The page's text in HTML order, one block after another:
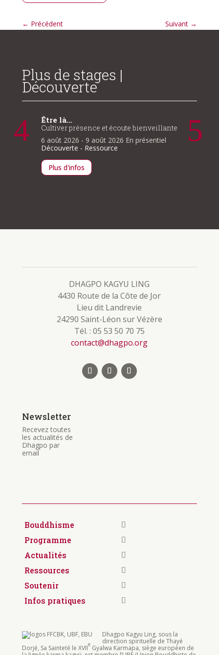
← Précédent Suivant →
Plus de stages |
Découverte
Être là…
Cultiver présence et écoute bienveillante
6 août 2026 - 9 août 2026 En présentiel
Découverte - Ressource
Plus d'infos
7 août
DHAGPO KAGYU LING
4430 Route de la Côte de Jor
Lieu dit Landrevie
24290 Saint-Léon sur Vézère
Tél. : 05 53 50 70 75
contact@dhagpo.org
Newsletter
Recevez toutes
les actualités de
Dhagpo par
email
Bouddhisme
Programme
Actualités
Ressources
Soutenir
Infos pratiques
Dhagpo Kagyu Ling, sous la
direction spirituelle de Thayé
Dorjé, Sa Sainteté le XVIIeGyalwa Karmapa, siège européen de